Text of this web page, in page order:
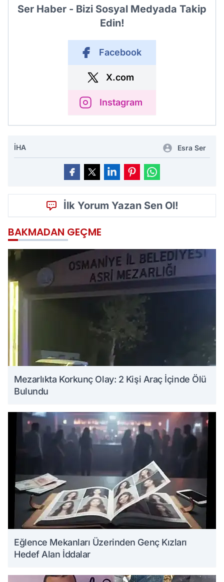
Ser Haber - Bizi Sosyal Medyada Takip
Edin!
Facebook
X.com
Instagram
İHA Esra Ser
İlk Yorum Yazan Sen Ol!
BAKMADAN GEÇME
Mezarlıkta Korkunç Olay: 2 Kişi Araç İçinde Ölü
Bulundu
Eğlence Mekanları Üzerinden Genç Kızları
Hedef Alan İddalar